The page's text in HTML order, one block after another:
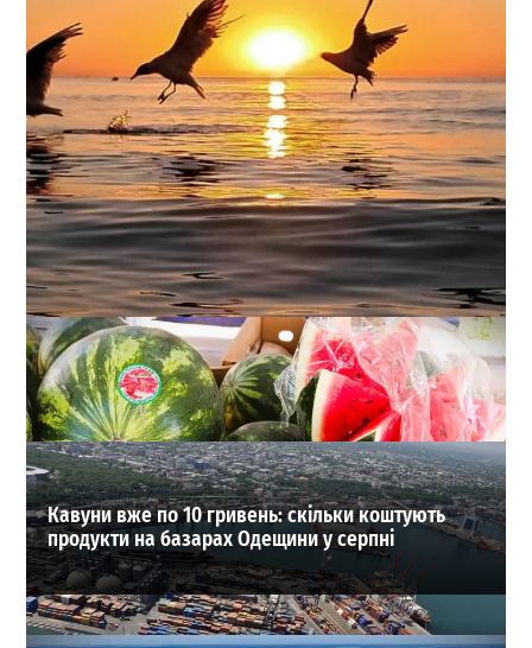
Температура морської води в Одесі 1 серпня: чи буде
комфортно купатися
0
01-08-2026 в 07:24
ВИБІР РЕДАКЦІЇ
Кавуни вже по 10 гривень: скільки коштують
продукти на базарах Одещини у серпні